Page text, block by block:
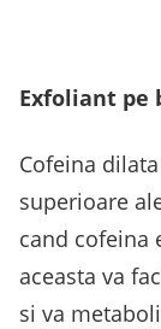
Exfoliant pe
Cofeina
superioare
cand cofeina
aceasta va
si va